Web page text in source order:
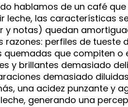
hablamos de un café
leche, las características
y notas) quedan
razones: perfiles de
quemadas que compiten o
y brillantes demasiado
demasiado
una acidez punzante y
generando una